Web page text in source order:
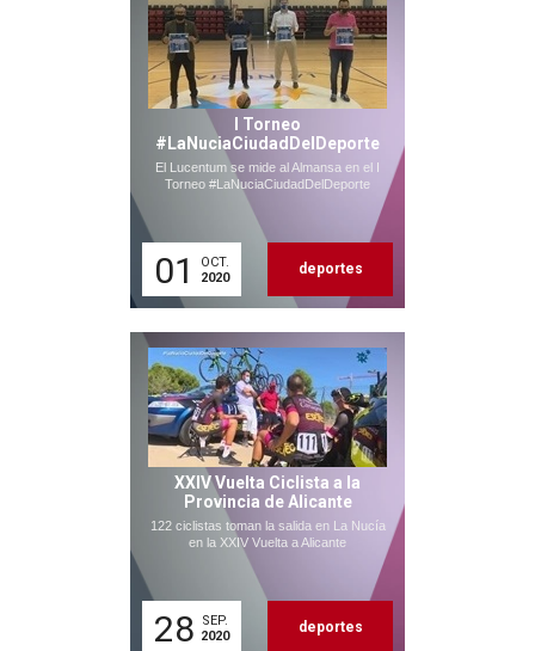
I Torneo
#LaNuciaCiudadDelDeporte
El Lucentum se mide al Almansa en el I
Torneo #LaNuciaCiudadDelDeporte
01
OCT.
2020
deportes
XXIV Vuelta Ciclista a la
Provincia de Alicante
122 ciclistas toman la salida en La Nucía
en la XXIV Vuelta a Alicante
28
SEP.
2020
deportes